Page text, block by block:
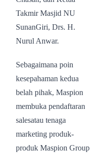
Takmir Masjid NU
SunanGiri, Drs. H.
Nurul Anwar.
Sebagaimana poin
kesepahaman kedua
belah pihak, Maspion
membuka pendaftaran
salesatau tenaga
marketing produk-
produk Maspion Group